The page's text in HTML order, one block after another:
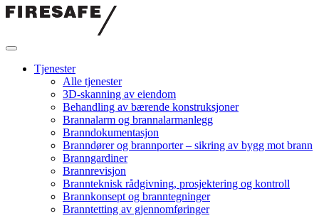
Hopp
Firesafe
Tjenester
Alle tjenester
3D-skanning av eiendom
Behandling av bærende konstruksjoner
Brannalarm og brannalarmanlegg
Branndokumentasjon
Branndører og brannporter – sikring av bygg mot brann
Branngardiner
Brannrevisjon
Brannteknisk rådgivning, prosjektering og kontroll
Brannkonsept og branntegninger
Branntetting av gjennomføringer